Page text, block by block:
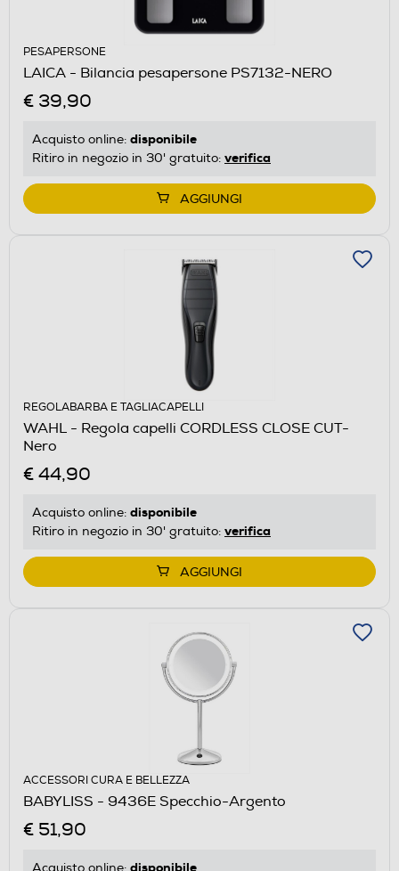
PESAPERSONE
LAICA - Bilancia pesapersone PS7132-NERO
€ 39,90
Acquisto online: disponibile
Ritiro in negozio in 30' gratuito: verifica
AGGIUNGI
REGOLABARBA E TAGLIACAPELLI
WAHL - Regola capelli CORDLESS CLOSE CUT-
Nero
€ 44,90
Acquisto online: disponibile
Ritiro in negozio in 30' gratuito: verifica
AGGIUNGI
ACCESSORI CURA E BELLEZZA
BABYLISS - 9436E Specchio-Argento
€ 51,90
Acquisto online: disponibile